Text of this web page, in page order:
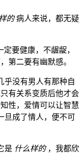
的病人来说，都无疑
定要健康，不龌龊，
第二要有幽默感。
乎没有男人有那种自
有关系变质后他才会
性，爱情可以让智慧
旦成了情人，便不可
是 什么样的 ，我都欣